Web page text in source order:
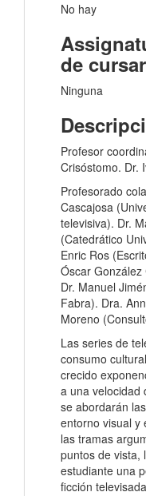
No hay
de
Ninguna
Profesor
Crisóstomo. Dr.
Profesorado
Cascajosa
televisiva). Dr.
(Catedrático
Enric Ros
Óscar
Dr. Manuel
Fabra). Dra.
Moreno
Las series de
consumo
crecido
a una velocidad
se abordarán
entorno visual y
las tramas
puntos de vista,
estudiante una
ficción